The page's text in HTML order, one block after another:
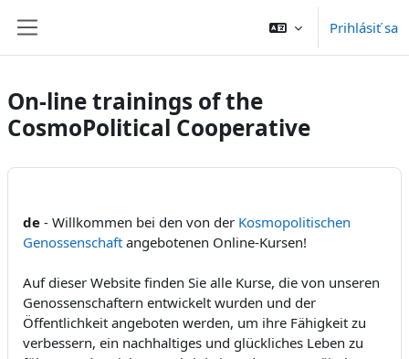
Prihlásiť sa
On-line trainings of the
CosmoPolitical Cooperative
de - Willkommen bei den von der Kosmopolitischen
Genossenschaft angebotenen Online-Kursen!
Auf dieser Website finden Sie alle Kurse, die von unseren
Genossenschaftern entwickelt wurden und der
Öffentlichkeit angeboten werden, um ihre Fähigkeit zu
verbessern, ein nachhaltiges und glückliches Leben zu